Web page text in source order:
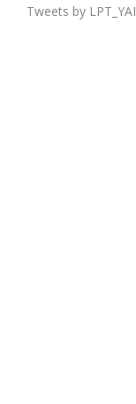
Tweets by LPT_YAI